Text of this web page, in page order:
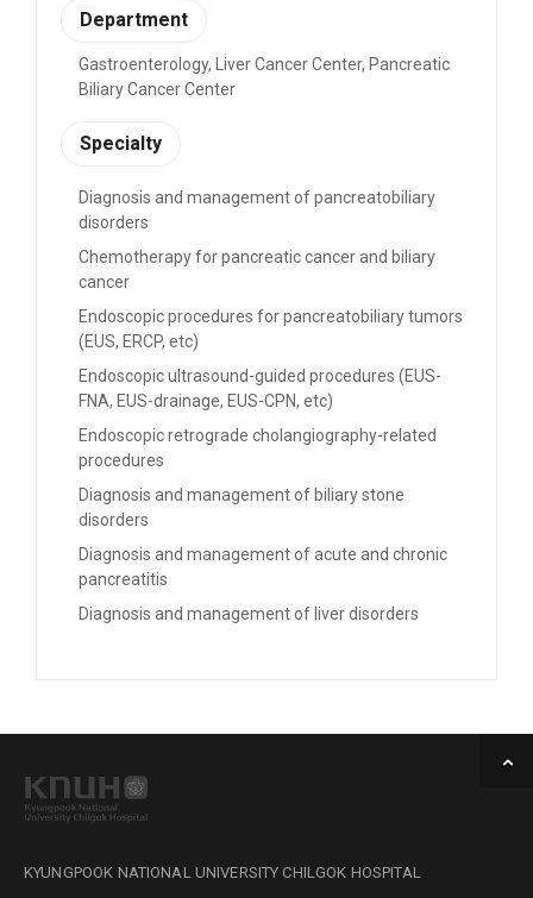
Department
Gastroenterology, Liver Cancer Center, Pancreatic
Biliary Cancer Center
Specialty
Diagnosis and management of pancreatobiliary
disorders
Chemotherapy for pancreatic cancer and biliary
cancer
Endoscopic procedures for pancreatobiliary tumors
(EUS, ERCP, etc)
Endoscopic ultrasound-guided procedures (EUS-
FNA, EUS-drainage, EUS-CPN, etc)
Endoscopic retrograde cholangiography-related
procedures
Diagnosis and management of biliary stone
disorders
Diagnosis and management of acute and chronic
pancreatitis
Diagnosis and management of liver disorders
KYUNGPOOK NATIONAL UNIVERSITY CHILGOK HOSPITAL